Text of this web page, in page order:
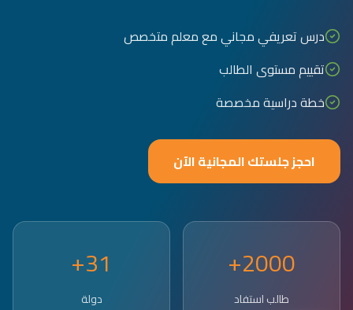
درس تعريفي مجاني مع معلم متخصص
تقييم مستوى الطالب
خطة دراسية مخصصة
احجز جلستك المجانية الآن
2000+
طالب استفاد
31+
دولة